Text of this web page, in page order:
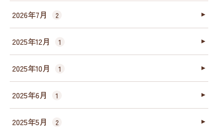
2026年7月 2
2025年12月 1
2025年10月 1
2025年6月 1
2025年5月 2